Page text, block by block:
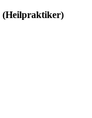
(Heilpraktiker)